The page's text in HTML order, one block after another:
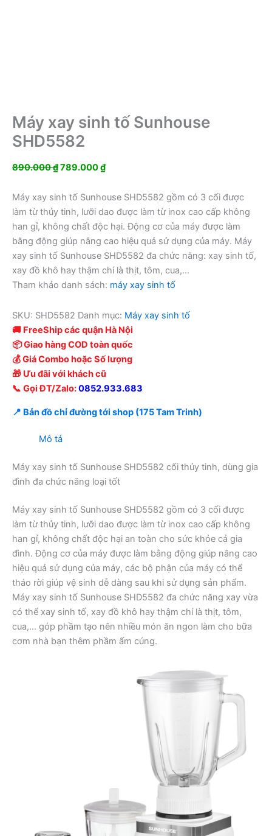
Máy xay sinh tố Sunhouse
SHD5582
890.000₫Giá
là:
890.000 ₫.
789.000₫Giá
tại
là:
789.000 ₫.
Máy xay sinh tố Sunhouse SHD5582 gồm có 3 cối được
làm từ thủy tinh, lưỡi dao được làm từ inox cao cấp không
han gỉ, không chất độc hại. Động cơ của máy được làm
bằng động giúp nâng cao hiệu quả sử dụng của máy. Máy
xay sinh tố Sunhouse SHD5582 đa chức năng: xay sinh tố,
xay đồ khô hay thậm chí là thịt, tôm, cua,…
Tham khảo danh sách: máy xay sinh tố
SKU: SHD5582 Danh mục: Máy xay sinh tố
🚚 FreeShip các quận Hà Nội
📦 Giao hàng COD toàn quốc
💰 Giá Combo hoặc Số lượng
🎁 Ưu đãi với khách cũ
📞 Gọi ĐT/Zalo:0852.933.683
📍 Bản đồ chỉ đường tới shop (175 Tam Trinh)
Mô tả
Máy xay sinh tố Sunhouse SHD5582 cối thủy tinh, dùng gia
đình đa chức năng loại tốt
Máy xay sinh tố Sunhouse SHD5582 gồm có 3 cối được
làm từ thủy tinh, lưỡi dao được làm từ inox cao cấp không
han gỉ, không chất độc hại an toàn cho sức khỏe cả gia
đình. Động cơ của máy được làm bằng động giúp nâng cao
hiệu quả sử dụng của máy, các bộ phận của máy có thể
tháo rời giúp vệ sinh dễ dàng sau khi sử dụng sản phẩm.
Máy xay sinh tố Sunhouse SHD5582 đa chức năng xay vừa
có thể xay sinh tố, xay đồ khô hay thậm chí là thịt, tôm,
cua,… góp phầm tạo nên nhiều món ăn ngon làm cho bữa
cơm nhà bạn thêm phầm ấm cúng.